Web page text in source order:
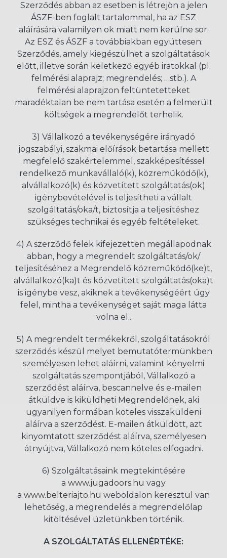
Szerződés abban az esetben is létrejön a jelen
ÁSZF-ben foglalt tartalommal, ha az ESZ
aláírására valamilyen ok miatt nem kerülne sor.
Az ESZ és ÁSZF a továbbiakban együttesen:
Szerződés, amely kiegészülhet a szolgáltatások
előtt, illetve során keletkező egyéb iratokkal (pl.
felmérési alaprajz; megrendelés; …stb.). A
felmérési alaprajzon feltüntetetteket
maradéktalan be nem tartása esetén a felmerült
költségek a megrendelőt terhelik.
3) Vállalkozó a tevékenységére irányadó
jogszabályi, szakmai előírások betartása mellett
megfelelő szakértelemmel, szakképesítéssel
rendelkező munkavállaló(k), közreműködő(k),
alvállalkozó(k) és közvetített szolgáltatás(ok)
igénybevételével is teljesítheti a vállalt
szolgáltatás/oka/t, biztosítja a teljesítéshez
szükséges technikai és egyéb feltételeket.
4) A szerződő felek kifejezetten megállapodnak
abban, hogy a megrendelt szolgáltatás/ok/
teljesítéséhez a Megrendelő közreműködő(ke)t,
alvállalkozó(ka)t és közvetített szolgáltatás(oka)t
is igénybe vesz, akiknek a tevékenységéért úgy
felel, mintha a tevékenységet saját maga látta
volna el..
5) A megrendelt termékekről, szolgáltatásokról
szerződés készül melyet bemutatótermünkben
személyesen lehet aláírni, valamint kényelmi
szolgáltatás szempontjából, Vállalkozó a
szerződést aláírva, bescannelve és e-mailen
átküldve is kiküldheti Megrendelőnek, aki
ugyanilyen formában köteles visszaküldeni
aláírva a szerződést. E-mailen átküldött, azt
kinyomtatott szerződést aláírva, személyesen
átnyújtva, Vállalkozó nem köteles elfogadni.
6) Szolgáltatásaink megtekintésére
a www.jugadoors.hu vagy
a www.belteriajto.hu weboldalon keresztül van
lehetőség, a megrendelés a megrendelőlap
kitöltésével üzletünkben történik.
A SZOLGÁLTATÁS ELLENÉRTÉKE: